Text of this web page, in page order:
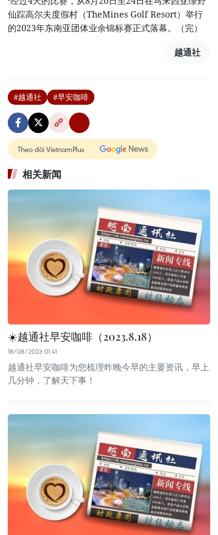
仙踪高尔夫度假村（TheMines Golf Resort）举行
的2023年东南亚团体业余锦标赛正式落幕。（完）
越通社
#越通社 #早安咖啡
Theo dõi VietnamPlus
相关新闻
☀️越通社早安咖啡（2023.8.18）
18/08/2023 01:41
越通社早安咖啡为您梳理昨晚今早的主要资讯，早上
几分钟，了解天下事！